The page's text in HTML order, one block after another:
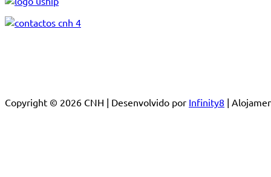
Copyright © 2026 CNH | Desenvolvido por Infinity8 |